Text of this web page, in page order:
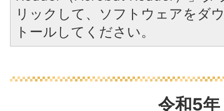
リックして、ソフトウェアをダ
トールしてください。
令和5年